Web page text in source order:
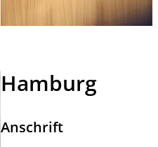
Hamburg
Anschrift